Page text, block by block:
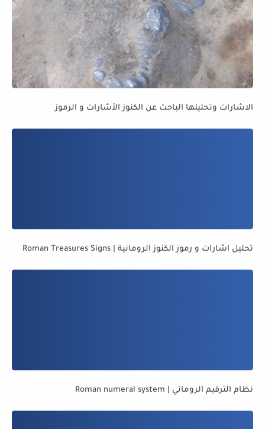
الاشارات وتحليلها الباحث عن الكنوز الأشارات و الرموز
تحليل اشارات و رموز الكنوز الرومانية | Roman Treasures Signs
نظام الترقيم الروماني | Roman numeral system